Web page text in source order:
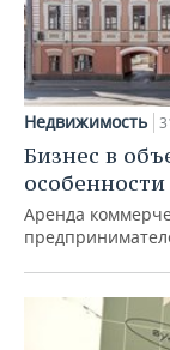
Недвижимость
Бизнес в
Аренда